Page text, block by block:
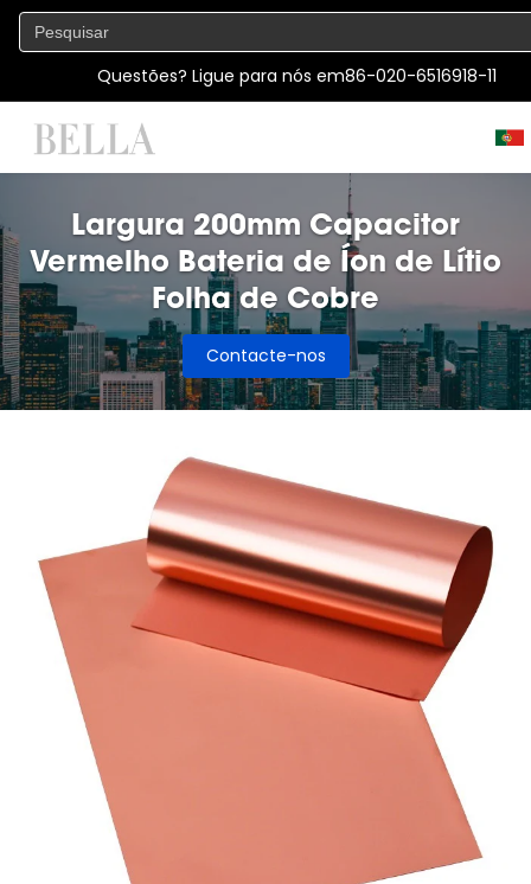
Questões? Ligue para nós em86-020-6516918-11
Largura 200mm Capacitor
Vermelho Bateria de Íon de Lítio
Folha de Cobre
Contacte-nos